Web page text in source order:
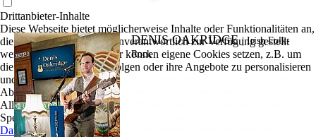
DENIS OAKRIDGE|Irish Folk-
Rock
Drittanbieter-Inhalte
Diese Webseite bietet möglicherweise Inhalte oder Funktionalitäten an,
die von Drittanbietern eigenverantwortlich zur Verfügung gestellt
werden. Diese Drittanbieter können eigene Cookies setzen, z.B. um
die Nutzeraktivität zu verfolgen oder ihre Angebote zu personalisieren
und zu optimieren.
Ablehnen
Alle akzeptieren
Speichern
Datenschutz